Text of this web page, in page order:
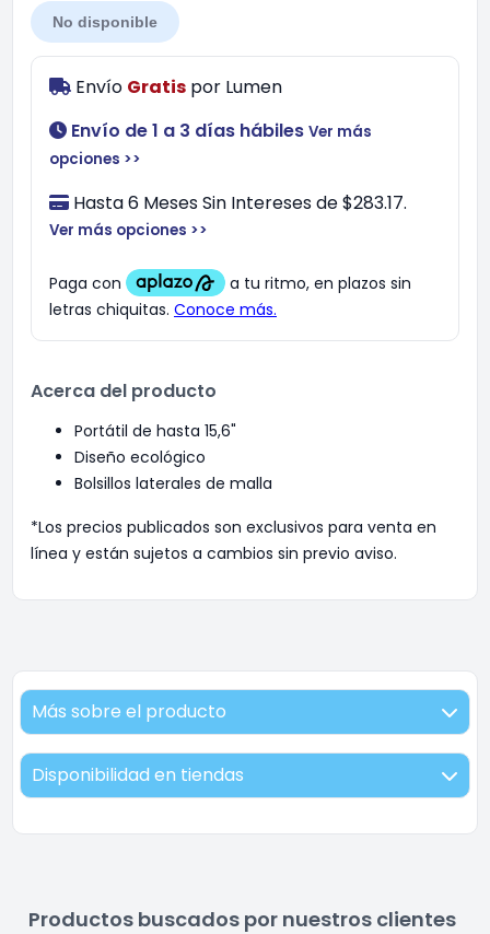
No disponible
Envío Gratis por Lumen
Envío de 1 a 3 días hábiles Ver más
opciones >>
Hasta 6 Meses Sin Intereses de $283.17.
Ver más opciones >>
Acerca del producto
Portátil de hasta 15,6"
Diseño ecológico
Bolsillos laterales de malla
*Los precios publicados son exclusivos para venta en
línea y están sujetos a cambios sin previo aviso.
Más sobre el producto
Disponibilidad en tiendas
Productos buscados por nuestros clientes